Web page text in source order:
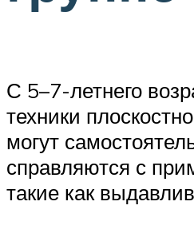
С 5–7-летнего
техники
могут
справляются с
такие как